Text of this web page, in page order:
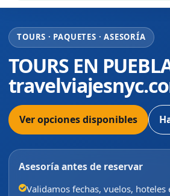
TOURS · PAQUETES · ASESORÍA
TOURS EN
Ver opciones disponibles
Asesoría antes de reservar
Validamos fechas, vuelos, hoteles